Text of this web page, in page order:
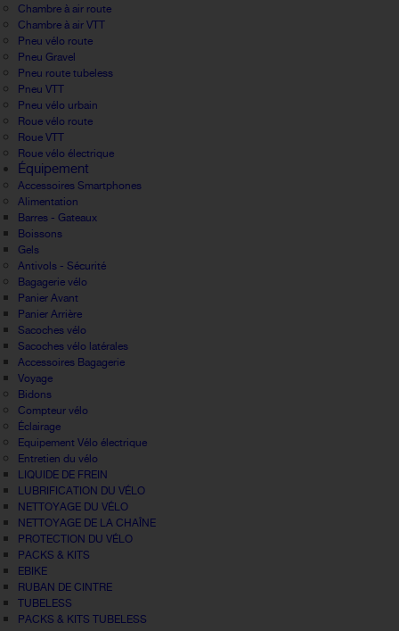
Chambre à air route
Chambre à air VTT
Pneu vélo route
Pneu Gravel
Pneu route tubeless
Pneu VTT
Pneu vélo urbain
Roue vélo route
Roue VTT
Roue vélo électrique
Équipement
Accessoires Smartphones
Alimentation
Barres - Gateaux
Boissons
Gels
Antivols - Sécurité
Bagagerie vélo
Panier Avant
Panier Arrière
Sacoches vélo
Sacoches vélo latérales
Accessoires Bagagerie
Voyage
Bidons
Compteur vélo
Éclairage
Equipement Vélo électrique
Entretien du vélo
LIQUIDE DE FREIN
LUBRIFICATION DU VÉLO
NETTOYAGE DU VÉLO
NETTOYAGE DE LA CHAÎNE
PROTECTION DU VÉLO
PACKS & KITS
EBIKE
RUBAN DE CINTRE
TUBELESS
PACKS & KITS TUBELESS